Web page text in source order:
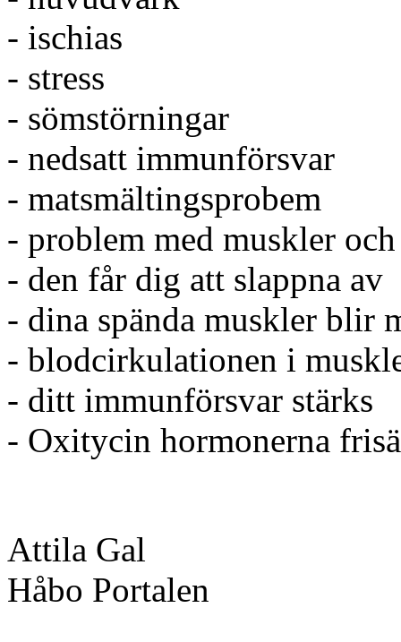
- ischias
- stress
- sömstörningar
- nedsatt immunförsvar
- matsmältingsprobem
- problem med muskler
- den får dig att slappna av
- dina spända muskler blir
- blodcirkulationen i
- ditt immunförsvar stärks
- Oxitycin hormonerna
Attila Gal
Håbo Portalen